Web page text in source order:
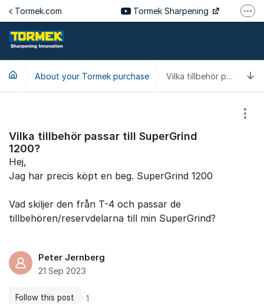
Jump to content
Tormek.com Tormek Sharpening
Tormek DE
About your Tormek purchase Vilka tillbehör passar till SuperGrind 1200?
Vilka tillbehör passar till SuperGrind
1200?
Hej,
Jag har precis köpt en beg. SuperGrind 1200
Vad skiljer den från T-4 och passar de
tillbehören/reservdelarna till min SuperGrind?
Peter Jernberg
21 Sep 2023
Follow this post 1